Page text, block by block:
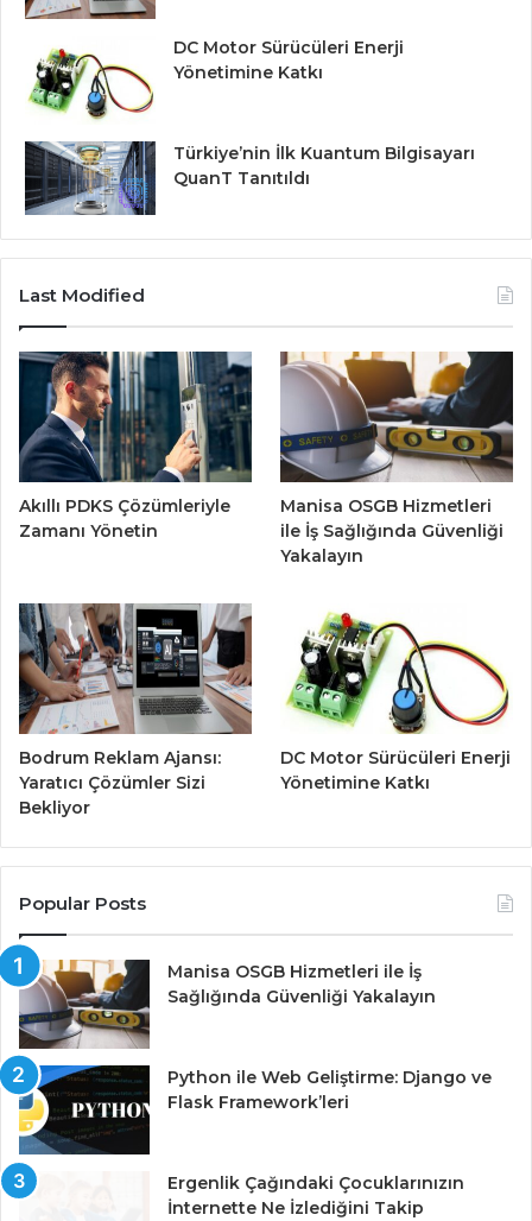
DC Motor Sürücüleri Enerji
Yönetimine Katkı
Türkiye’nin İlk Kuantum Bilgisayarı
QuanT Tanıtıldı
Last Modified
Akıllı PDKS Çözümleriyle
Zamanı Yönetin
Manisa OSGB Hizmetleri
ile İş Sağlığında Güvenliği
Yakalayın
Bodrum Reklam Ajansı:
Yaratıcı Çözümler Sizi
Bekliyor
DC Motor Sürücüleri Enerji
Yönetimine Katkı
Popular Posts
Manisa OSGB Hizmetleri ile İş
Sağlığında Güvenliği Yakalayın
Python ile Web Geliştirme: Django ve
Flask Framework’leri
Ergenlik Çağındaki Çocuklarınızın
İnternette Ne İzlediğini Takip